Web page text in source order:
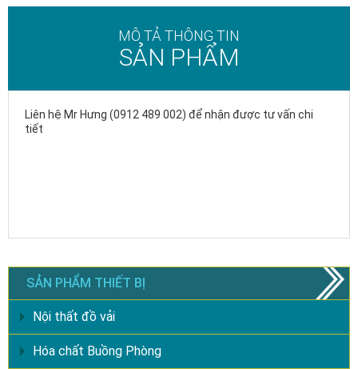
MÔ TẢ THÔNG TIN
SẢN PHẨM
Liên hệ Mr Hưng (0912 489 002) để nhận được tư vấn chi
tiết
SẢN PHẨM THIẾT BỊ
Nội thất đồ vải
Hóa chất Buồng Phòng